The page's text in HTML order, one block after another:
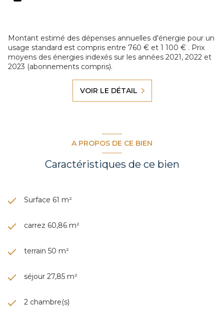
Montant estimé des dépenses annuelles d'énergie pour un
usage standard est compris entre 760 € et 1 100 € . Prix
moyens des énergies indexés sur les années 2021, 2022 et
2023 (abonnements compris).
VOIR LE DÉTAIL
A PROPOS DE CE BIEN
Caractéristiques de ce bien
Surface 61 m²
carrez 60,86 m²
terrain 50 m²
séjour 27,85 m²
2 chambre(s)